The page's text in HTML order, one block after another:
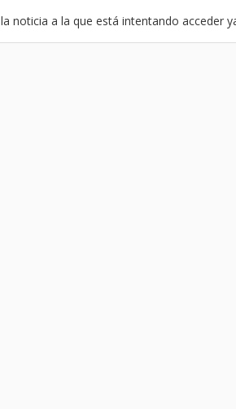
noticia a la que está intentando acceder